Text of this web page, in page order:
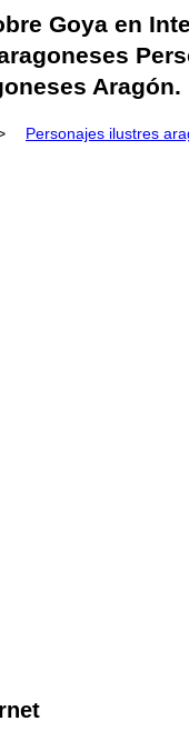
Goya en
Aragón.
Personajes ilustres